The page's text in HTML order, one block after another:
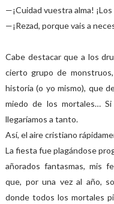
—¡Cuidad vuestra alma!
—¡Rezad, porque vais a
Cabe destacar que a los
cierto grupo de
historia (o yo mismo), que
miedo de los mortales…
llegaríamos a tanto.
Así, el aire cristiano
La fiesta fue plagándose
añorados fantasmas, mis
que, por una vez al año,
donde todos los mortales